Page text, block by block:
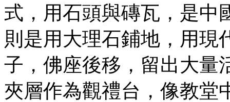
式，用石頭與磚瓦，是中
則是用大理石鋪地，用現
子，佛座後移，留出大量
夾層作為觀禮台，像教堂